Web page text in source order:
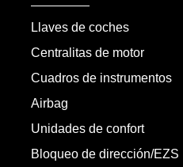
Llaves de coches
Centralitas de motor
Cuadros de instrumentos
Airbag
Unidades de confort
Bloqueo de dirección/EZS